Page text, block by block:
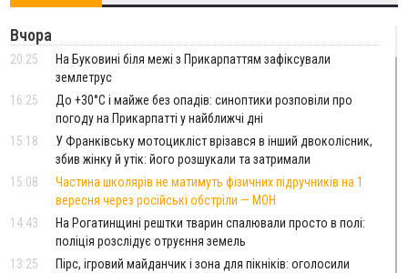
Вчора
20:25
На Буковині біля межі з Прикарпаттям зафіксували
землетрус
16:25
До +30°C і майже без опадів: синоптики розповіли про
погоду на Прикарпатті у найближчі дні
15:18
У Франківську мотоцикліст врізався в інший двоколісник,
збив жінку й утік: його розшукали та затримали
15:08
Частина школярів не матимуть фізичних підручників на 1
вересня через російські обстріли — МОН
14:43
На Рогатинщині рештки тварин спалювали просто в полі:
поліція розслідує отруєння земель
13:25
Пірс, ігровий майданчик і зона для пікніків: оголосили